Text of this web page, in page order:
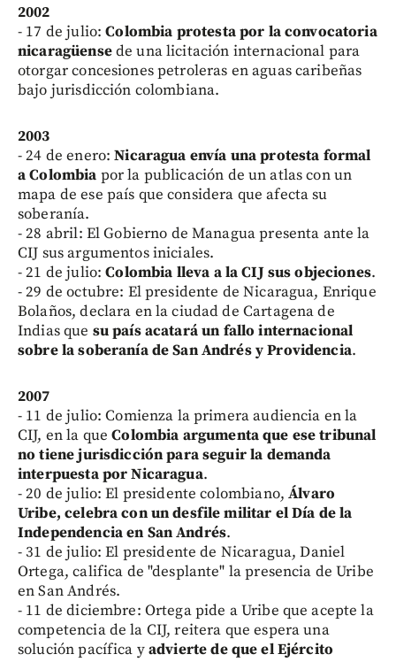
2002
- 17 de julio:Colombia protesta por la convocatoria
nicaragüensede una licitación internacional para
otorgar concesiones petroleras en aguas caribeñas
bajo jurisdicción colombiana.
2003
- 24 de enero:Nicaragua envía una protesta formal
a Colombia por la publicación de un atlas con un
mapa de ese país que considera que afecta su
soberanía.
- 28 abril: El Gobierno de Managua presenta ante la
CIJ sus argumentos iniciales.
- 21 de julio:Colombia lleva a la CIJ sus objeciones.
- 29 de octubre: El presidente de Nicaragua, Enrique
Bolaños, declara en la ciudad de Cartagena de
Indias que su país acatará un fallo internacional
sobre la soberanía de San Andrés y Providencia.
2007
- 11 de julio: Comienza la primera audiencia en la
CIJ, en la queColombia argumenta que ese tribunal
no tiene jurisdicción para seguir la demanda
interpuesta por Nicaragua.
- 20 de julio: El presidente colombiano,Álvaro
Uribe, celebra con un desfile militar el Día de la
Independencia en San Andrés.
- 31 de julio: El presidente de Nicaragua, Daniel
Ortega, califica de "desplante" la presencia de Uribe
en San Andrés.
- 11 de diciembre: Ortega pide a Uribe que acepte la
competencia de la CIJ, reitera que espera una
solución pacífica yadvierte de que el Ejército